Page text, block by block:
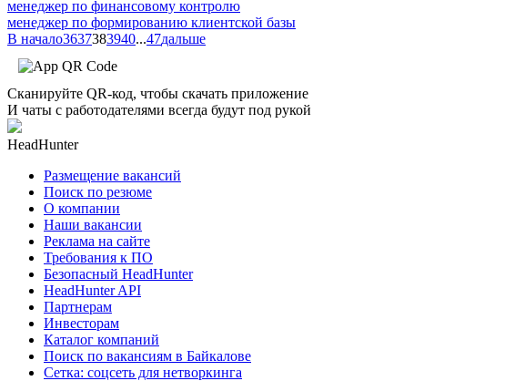
менеджер по финансовому контролю
менеджер по формированию клиентской базы
В начало3637383940...47дальше
Сканируйте QR-код, чтобы скачать приложение
И чаты с работодателями всегда будут под рукой
HeadHunter
Размещение вакансий
Поиск по резюме
О компании
Наши вакансии
Реклама на сайте
Требования к ПО
Безопасный HeadHunter
HeadHunter API
Партнерам
Инвесторам
Каталог компаний
Поиск по вакансиям в Байкалове
Сетка: соцсеть для нетворкинга